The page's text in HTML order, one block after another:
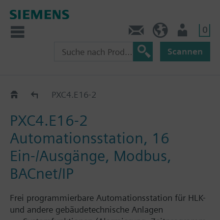
0
Scannen
Automationsstationen PXC4...PXC7
PXC4.E16-2
PXC4.E16-2
Automationsstation, 16
Ein-/Ausgänge, Modbus,
BACnet/IP
Frei programmierbare Automationsstation für HLK-
und andere gebäudetechnische Anlagen